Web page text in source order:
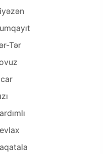
Tər